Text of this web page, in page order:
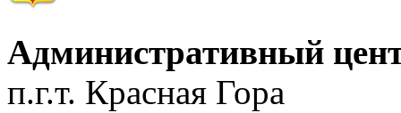
Административный
п.г.т. Красная Гора